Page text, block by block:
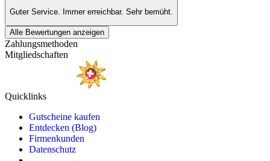
Guter Service. Immer erreichbar. Sehr bemüht.
Alle Bewertungen anzeigen
Zahlungsmethoden
Mitgliedschaften
Quicklinks
Gutscheine kaufen
Entdecken (Blog)
Firmenkunden
Datenschutz